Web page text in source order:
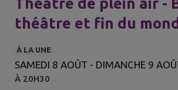
théâtre et fin du
Caravane des
À LA UNE
SAMEDI 8 AOÛT - DIMANCHE 9
À 20H30